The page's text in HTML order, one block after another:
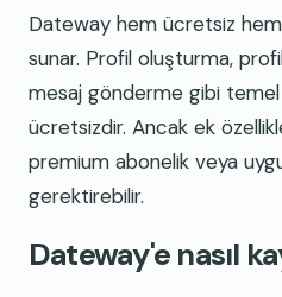
Dateway hem ücretsiz
sunar. Profil oluşturma,
mesaj gönderme gibi
ücretsizdir. Ancak ek
premium abonelik veya
gerektirebilir.
Dateway'e nasıl